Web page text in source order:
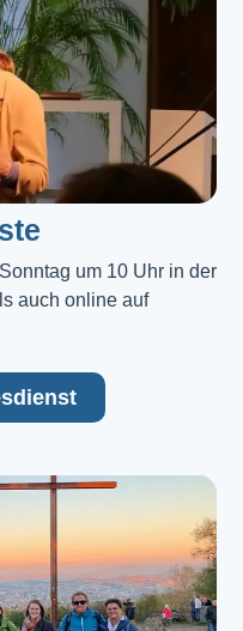
um 10 Uhr in der
auch online auf